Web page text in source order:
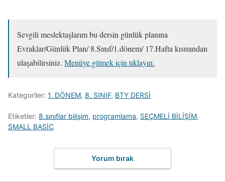
Sevgili meslektaşlarım bu dersin günlük planına
Evraklar/Günlük Plan/ 8.Sınıf/1.dönem/ 17.Hafta kısmından
ulaşabilirsiniz. Menüye gitmek için tıklayın.
Kategoriler: 1. DÖNEM, 8. SINIF, BTY DERSİ
Etiketler: 8.sınıflar bilişim, programlama, SEÇMELİ BİLİŞİM,
SMALL BASİC
Yorum bırak